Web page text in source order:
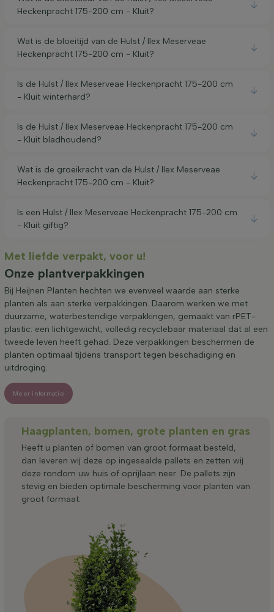
Heckenpracht 175-200 cm - Kluit?
Wat is de bloeitijd van de Hulst / Ilex Meserveae
Heckenpracht 175-200 cm - Kluit?
Is de Hulst / Ilex Meserveae Heckenpracht 175-200 cm
- Kluit winterhard?
Is de Hulst / Ilex Meserveae Heckenpracht 175-200 cm
- Kluit bladhoudend?
Wat is de groeikracht van de Hulst / Ilex Meserveae
Heckenpracht 175-200 cm - Kluit?
Is een Hulst / Ilex Meserveae Heckenpracht 175-200 cm
- Kluit giftig?
Met liefde verpakt, voor u!
Onze plantverpakkingen
Bij Heijnen Planten hechten we evenveel waarde aan sterke
planten als aan sterke verpakkingen. Daarom werken we met
duurzame, waterbestendige verpakkingen, gemaakt van rPET-
plastic: een lichtgewicht, volledig recyclebaar materiaal dat al een
tweede leven heeft gehad. Deze verpakkingen beschermen de
planten optimaal tijdens transport tegen beschadiging en
uitdroging.
Meer informatie
Haagplanten, bomen, grote planten en gras
Heeft u planten of bomen van groot formaat besteld,
dan leveren wij deze op ingesealde pallets en zetten wij
deze rondom uw huis of oprijlaan neer. De pallets zijn
stevig en bieden optimale bescherming voor planten van
groot formaat.